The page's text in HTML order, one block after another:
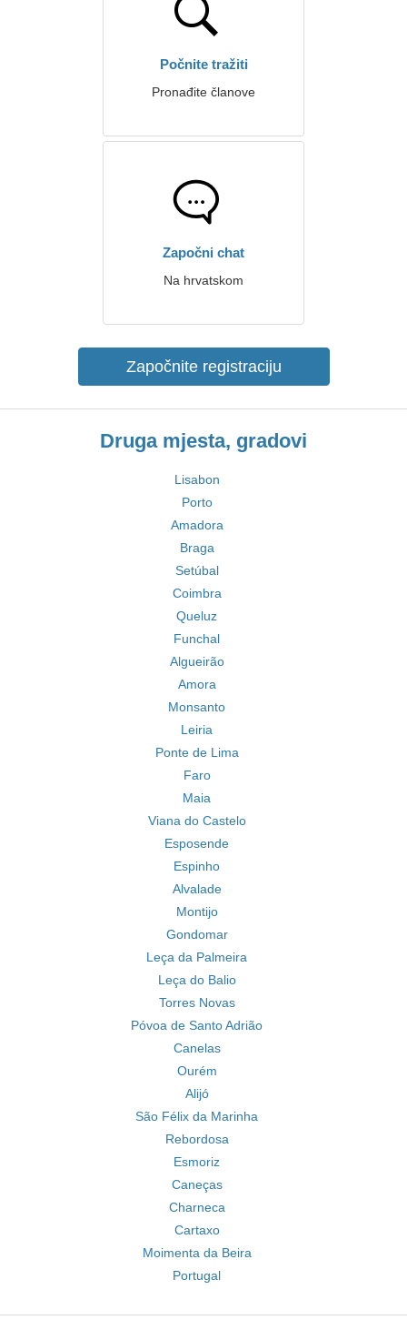
Počnite tražiti
Pronađite članove
Započni chat
Na hrvatskom
Započnite registraciju
Druga mjesta, gradovi
Lisabon
Porto
Amadora
Braga
Setúbal
Coimbra
Queluz
Funchal
Algueirão
Amora
Monsanto
Leiria
Ponte de Lima
Faro
Maia
Viana do Castelo
Esposende
Espinho
Alvalade
Montijo
Gondomar
Leça da Palmeira
Leça do Balio
Torres Novas
Póvoa de Santo Adrião
Canelas
Ourém
Alijó
São Félix da Marinha
Rebordosa
Esmoriz
Caneças
Charneca
Cartaxo
Moimenta da Beira
Portugal